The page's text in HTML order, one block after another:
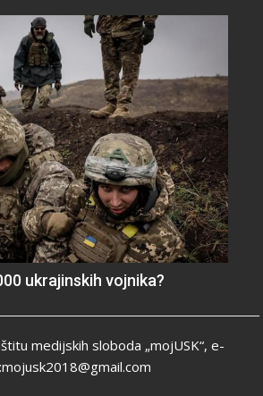
ukrajinskih vojnika?
medijskih sloboda „mojUSK“, e-